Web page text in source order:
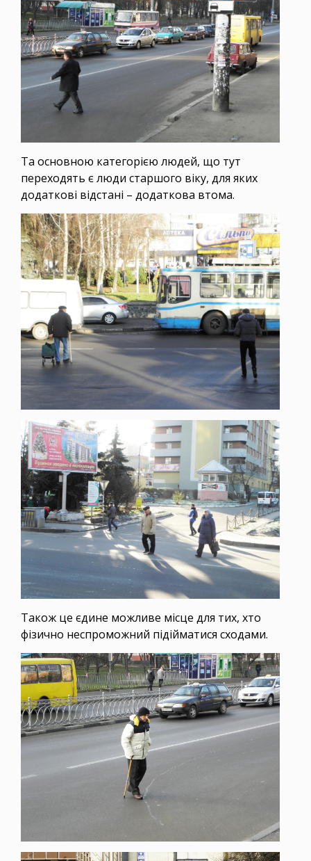
Та основною категорією людей, що тут
переходять є люди старшого віку, для яких
додаткові відстані – додаткова втома.
Також це єдине можливе місце для тих, хто
фізично неспроможний підійматися сходами.